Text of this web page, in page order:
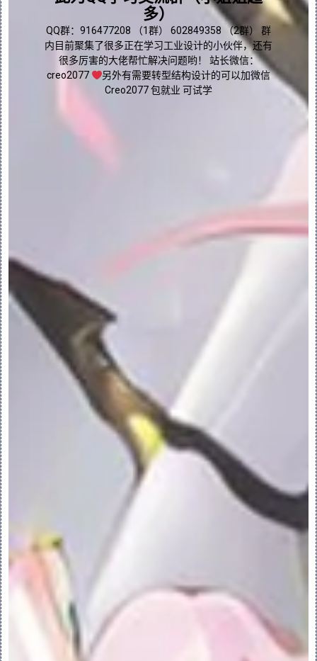
•“曲面”(Surface) - 由实体几何切换至曲
面几何。
•“移除材料”(Remove Material) - 沿混
合移除材料以创建切口。
•“加厚草绘”(Thicken Sketch) - 为草
Sketch) - 打开“草绘器”以创建内部草绘。
Sketch) - 在“草绘器”中打开内部草绘进行
编辑。
•“封闭端”(Capped End) - 选定 “曲面”
(Surface) 后，封闭混合特征的每一端。
•“草绘收集器”(Sketch Collector) -
激活草绘收集器。
•“曲线收集器”(Curve Collector) - 激
活“截面”(Section) 收集器。
•“修剪面组收集器”(Trim Quilt
Collector) - 激活面组收集器。
•清除 (Clear) - 清除活动收集器。
Direction) - 将特征创建的方向切换至草
绘平面的另一侧。
在创建切口时切换移除材料的草绘侧，或在创
建伸出项时切换添加材料的草绘侧。
•“插入”(Insert) - 在活动截面下插入一
个新的截面。
多）
QQ群：916477208 （1群） 602849358 （2群） 群
内目前聚集了很多正在学习工业设计的小伙伴，还有
很多厉害的大佬帮忙解决问题哟！ 站长微信：
creo2077
另外有需要转型结构设计的可以加微信
Creo2077 包就业 可试学
点我直接加群嘛